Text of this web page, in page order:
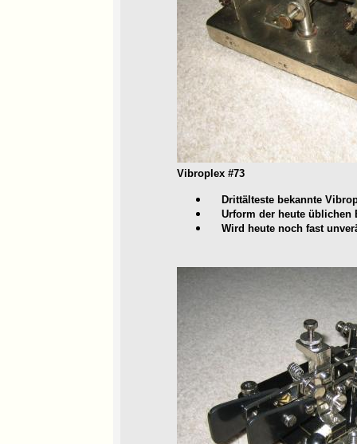
Vibroplex #73
Drittälteste bekannte
Urform der heute üblichen
Wird heute noch fast